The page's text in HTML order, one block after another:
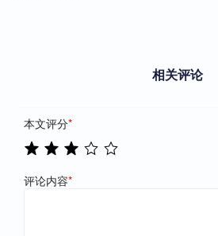
相关评论
本文评分*
评论内容*